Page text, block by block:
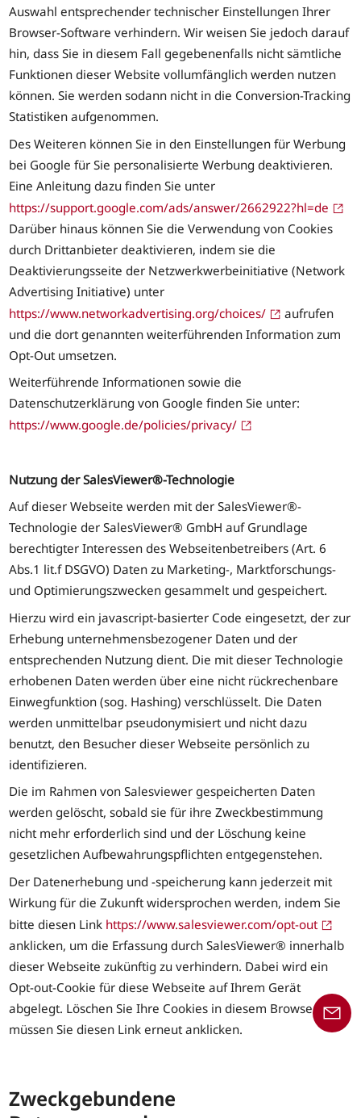
Auswahl entsprechender technischer Einstellungen Ihrer
Browser-Software verhindern. Wir weisen Sie jedoch darauf
hin, dass Sie in diesem Fall gegebenenfalls nicht sämtliche
Funktionen dieser Website vollumfänglich werden nutzen
können. Sie werden sodann nicht in die Conversion-Tracking
Statistiken aufgenommen.
Des Weiteren können Sie in den Einstellungen für Werbung
bei Google für Sie personalisierte Werbung deaktivieren.
Eine Anleitung dazu finden Sie unter
https://support.google.com/ads/answer/2662922?hl=de
Darüber hinaus können Sie die Verwendung von Cookies
durch Drittanbieter deaktivieren, indem sie die
Deaktivierungsseite der Netzwerkwerbeinitiative (Network
Advertising Initiative) unter
https://www.networkadvertising.org/choices/
aufrufen
und die dort genannten weiterführenden Information zum
Opt-Out umsetzen.
Weiterführende Informationen sowie die
Datenschutzerklärung von Google finden Sie unter:
https://www.google.de/policies/privacy/
Nutzung der SalesViewer®-Technologie
Auf dieser Webseite werden mit der SalesViewer®-
Technologie der SalesViewer® GmbH auf Grundlage
berechtigter Interessen des Webseitenbetreibers (Art. 6
Abs.1 lit.f DSGVO) Daten zu Marketing-, Marktforschungs-
und Optimierungszwecken gesammelt und gespeichert.
Hierzu wird ein javascript-basierter Code eingesetzt, der zur
Erhebung unternehmensbezogener Daten und der
entsprechenden Nutzung dient. Die mit dieser Technologie
erhobenen Daten werden über eine nicht rückrechenbare
Einwegfunktion (sog. Hashing) verschlüsselt. Die Daten
werden unmittelbar pseudonymisiert und nicht dazu
benutzt, den Besucher dieser Webseite persönlich zu
identifizieren.
Die im Rahmen von Salesviewer gespeicherten Daten
werden gelöscht, sobald sie für ihre Zweckbestimmung
nicht mehr erforderlich sind und der Löschung keine
gesetzlichen Aufbewahrungspflichten entgegenstehen.
Der Datenerhebung und -speicherung kann jederzeit mit
Wirkung für die Zukunft widersprochen werden, indem Sie
bitte diesen Link https://www.salesviewer.com/opt-out
anklicken, um die Erfassung durch SalesViewer® innerhalb
dieser Webseite zukünftig zu verhindern. Dabei wird ein
Opt-out-Cookie für diese Webseite auf Ihrem Gerät
abgelegt. Löschen Sie Ihre Cookies in diesem Browser,
müssen Sie diesen Link erneut anklicken.
Zweckgebundene